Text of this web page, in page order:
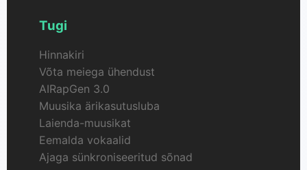
Tugi
Hinnakiri
Võta meiega ühendust
AIRapGen 3.0
Muusika ärikasutusluba
Laienda-muusikat
Eemalda vokaalid
Ajaga sünkroniseeritud sõnad